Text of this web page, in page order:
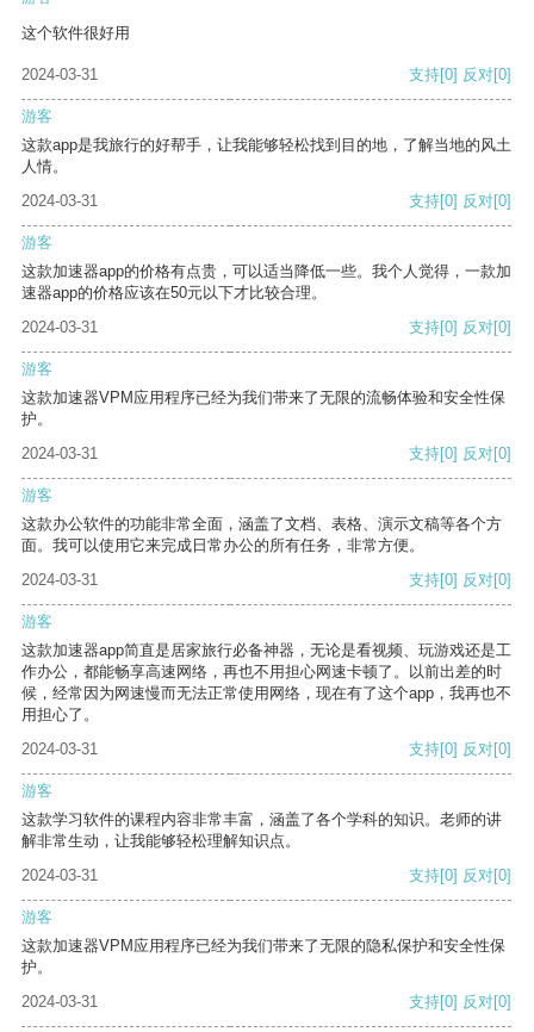
这个软件很好用
2024-03-31 支持[0] 反对[0]
游客
这款app是我旅行的好帮手，让我能够轻松找到目的地，了解当地的风土
人情。
2024-03-31
支持[0] 反对[0]
游客
这款加速器app的价格有点贵，可以适当降低一些。我个人觉得，一款加
速器app的价格应该在50元以下才比较合理。
2024-03-31
支持[0] 反对[0]
游客
这款加速器VPM应用程序已经为我们带来了无限的流畅体验和安全性保
护。
2024-03-31
支持[0] 反对[0]
游客
这款办公软件的功能非常全面，涵盖了文档、表格、演示文稿等各个方
面。我可以使用它来完成日常办公的所有任务，非常方便。
2024-03-31
支持[0] 反对[0]
游客
这款加速器app简直是居家旅行必备神器，无论是看视频、玩游戏还是工
作办公，都能畅享高速网络，再也不用担心网速卡顿了。以前出差的时
候，经常因为网速慢而无法正常使用网络，现在有了这个app，我再也不
用担心了。
2024-03-31
支持[0] 反对[0]
游客
这款学习软件的课程内容非常丰富，涵盖了各个学科的知识。老师的讲
解非常生动，让我能够轻松理解知识点。
2024-03-31
支持[0] 反对[0]
游客
这款加速器VPM应用程序已经为我们带来了无限的隐私保护和安全性保
护。
2024-03-31
支持[0] 反对[0]